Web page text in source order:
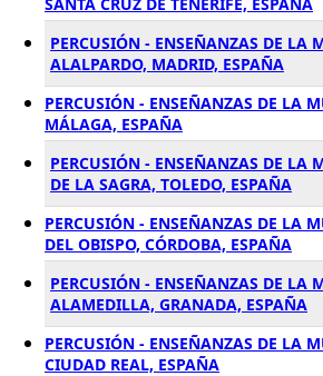
PERCUSIÓN - ENSEÑANZAS DE LA
ALALPARDO, MADRID, ESPAÑA
PERCUSIÓN - ENSEÑANZAS DE LA
MÁLAGA, ESPAÑA
PERCUSIÓN - ENSEÑANZAS DE LA
DE LA SAGRA, TOLEDO, ESPAÑA
PERCUSIÓN - ENSEÑANZAS DE LA
DEL OBISPO, CÓRDOBA, ESPAÑA
PERCUSIÓN - ENSEÑANZAS DE LA
ALAMEDILLA, GRANADA, ESPAÑA
PERCUSIÓN - ENSEÑANZAS DE LA
CIUDAD REAL, ESPAÑA